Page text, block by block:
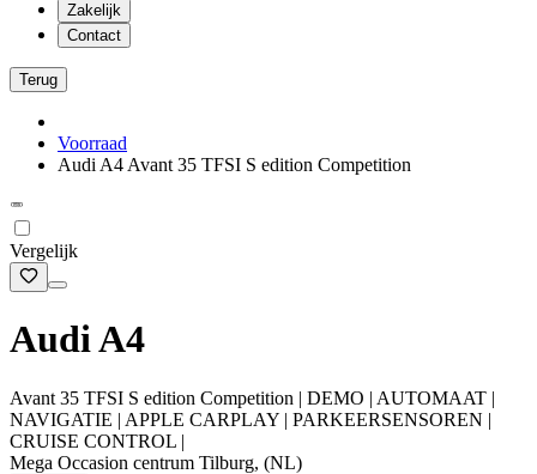
Zakelijk
Contact
Terug
Voorraad
Audi A4 Avant 35 TFSI S edition Competition
Vergelijk
Audi A4
Avant 35 TFSI S edition Competition | DEMO | AUTOMAAT |
NAVIGATIE | APPLE CARPLAY | PARKEERSENSOREN |
CRUISE CONTROL |
Mega Occasion centrum Tilburg, (NL)